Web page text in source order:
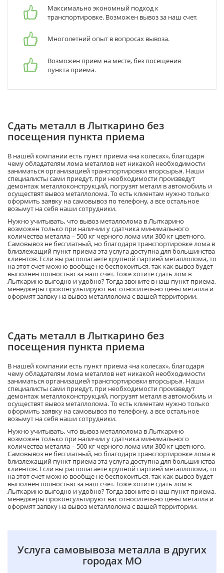
Сдать металл в Лыткарино без
посещения пункта приема
В нашей компании есть пункт приема «на колесах», благодаря
чему обладателям лома металлов нет никакой необходимости
заниматься организацией транспортировки вторсырья. Наши
специалисты сами приедут, при необходимости произведут
демонтаж металлоконструкций, погрузят металл в автомобиль и
осуществят вывоз металлолома. То есть клиентам нужно только
оформить заявку на самовывоз по телефону, а все остальное
возьмут на себя наши сотрудники.
Нужно учитывать, что вывоз металлолома в Лыткарино
возможен только при наличии у сдатчика минимального
количества металла – 500 кг черного лома или 300 кг цветного.
Самовывоз не бесплатный, но благодаря транспортировке лома в
близлежащий пункт приема эта услуга доступна для большинства
клиентов. Если вы располагаете крупной партией металлолома, то
на этот счет можно вообще не беспокоиться, так как вывоз будет
выполнен полностью за наш счет. Тоже хотите сдать лом в
Лыткарино выгодно и удобно? Тогда звоните в наш пункт приема,
менеджеры проконсультируют вас относительно цены металла и
оформят заявку на вывоз металлолома с вашей территории.
Максимально экономный подход к
транспортировке. Возможен вывоз за наш счет.
Многолетний опыт в вопросах вывоза.
Возможен прием на месте, без посещения
пункта приема.
Сдать металл в Лыткарино без
посещения пункта приема
В нашей компании есть пункт приема «на колесах», благодаря
чему обладателям лома металлов нет никакой необходимости
заниматься организацией транспортировки вторсырья. Наши
специалисты сами приедут, при необходимости произведут
демонтаж металлоконструкций, погрузят металл в автомобиль и
осуществят вывоз металлолома. То есть клиентам нужно только
оформить заявку на самовывоз по телефону, а все остальное
возьмут на себя наши сотрудники.
Нужно учитывать, что вывоз металлолома в Лыткарино
возможен только при наличии у сдатчика минимального
количества металла – 500 кг черного лома или 300 кг цветного.
Самовывоз не бесплатный, но благодаря транспортировке лома в
близлежащий пункт приема эта услуга доступна для большинства
клиентов. Если вы располагаете крупной партией металлолома, то
на этот счет можно вообще не беспокоиться, так как вывоз будет
выполнен полностью за наш счет. Тоже хотите сдать лом в
Лыткарино выгодно и удобно? Тогда звоните в наш пункт приема,
менеджеры проконсультируют вас относительно цены металла и
оформят заявку на вывоз металлолома с вашей территории.
Услуга самовывоза металла в других
городах МО